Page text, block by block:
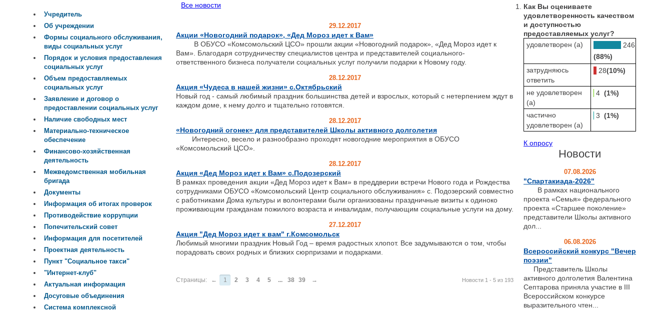
Все новости
29.12.2017
Акции «Новогодний подарок», «Дед Мороз идет к Вам»
В ОБУСО «Комсомольский ЦСО» прошли акции «Новогодний подарок», «Дед Мороз идет к
Вам». Благодаря сотрудничеству специалистов центра и представителей социального-
ответственного бизнеса получатели социальных услуг получили подарки к Новому году.
28.12.2017
Акция «Чудеса в нашей жизни» с.Октябрьский
Новый год - самый любимый праздник большинства детей и взрослых, который с нетерпением ждут в
каждом доме, к нему долго и тщательно готовятся.
28.12.2017
«Новогодний огонек» для представителей Школы активного долголетия
Интересно, весело и разнообразно проходят новогодние мероприятия в ОБУСО
«Комсомольский ЦСО».
28.12.2017
Акция «Дед Мороз идет к Вам» с.Подозерский
В рамках проведения акции «Дед Мороз идет к Вам» в преддверии встречи Нового года и Рождества
сотрудниками ОБУСО «Комсомольский Центр социального обслуживания» с. Подозерский совместно
с работниками Дома культуры и волонтерами были организованы праздничные визиты к одиноко
проживающим гражданам пожилого возраста и инвалидам, получающим социальные услуги на дому.
27.12.2017
Акция "Дед Мороз идет к вам" г.Комсомольск
Любимый многими праздник Новый Год – время радостных хлопот. Все задумываются о том, чтобы
порадовать своих родных и близких сюрпризами и подарками.
Новости 1 - 5 из 193
Страницы: ← 1 2 3 4 5 ... 38 39 →
Учредитель
Об учреждении
Формы социального обслуживания,
виды социальных услуг
Порядок и условия предоставления
социальных услуг
Объем предоставляемых
социальных услуг
Заявление и договор о
предоставлении социальных услуг
Наличие свободных мест
Материально-техническое
обеспечение
Финансово-хозяйственная
деятельность
Межведомственная мобильная
бригада
Документы
Информация об итогах проверок
Противодействие коррупции
Попечительский совет
Информация для посетителей
Проектная деятельность
Пункт "Социальное такси"
"Интернет-клуб"
Актуальная информация
Досуговые объединения
Система комплексной
Как Вы оцениваете
удовлетворенность качеством
и доступностью
предоставляемых услуг?
удовлетворен (а)
246
(88%)
затрудняюсь
ответить
28(10%)
не удовлетворен
(а)
4 (1%)
частично
удовлетворен (а)
3 (1%)
К опросу
Новости
07.08.2026
"Спартакиада-2026"
В рамках национального
проекта «Семья» федерального
проекта «Старшее поколение»
представители Школы активного
дол...
06.08.2026
Всероссийский конкурс "Вечер
поэзии"
Представитель Школы
активного долголетия Валентина
Септарова приняла участие в III
Всероссийском конкурсе
выразительного чтен...